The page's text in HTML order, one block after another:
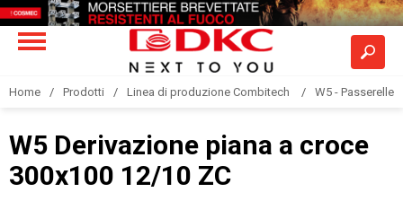
Home Prodotti Linea di produzione Combitech W5 - Passerelle
W5 Derivazione piana a croce
300x100 12/10 ZC